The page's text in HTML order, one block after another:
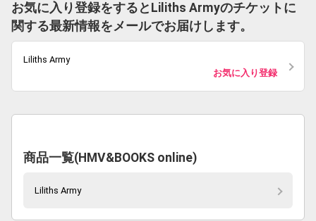
お気に入り登録をするとLiliths Armyのチケットに
関する最新情報をメールでお届けします。
Liliths Army
お気に入り登録
商品一覧(HMV&BOOKS online)
Liliths Army